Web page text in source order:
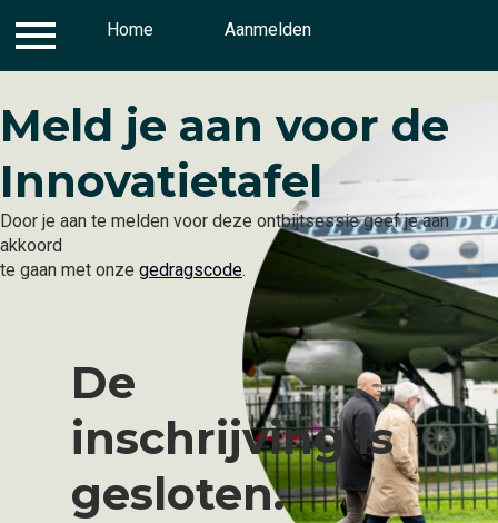
Gedragscode
Inloggen Home Aanmelden
Meld je aan voor de
Innovatietafel
Door je aan te melden voor deze ontbijtsessie geef je aan
akkoord
te gaan met onze gedragscode.
De
inschrijving is
gesloten.